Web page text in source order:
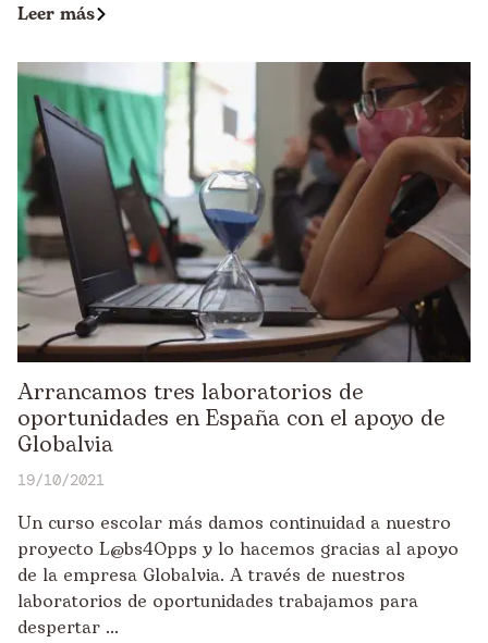
Leer más
Arrancamos tres laboratorios de
oportunidades en España con el apoyo de
Globalvia
19/10/2021
Un curso escolar más damos continuidad a nuestro
proyecto L@bs4Opps y lo hacemos gracias al apoyo
de la empresa Globalvia. A través de nuestros
laboratorios de oportunidades trabajamos para
despertar ...